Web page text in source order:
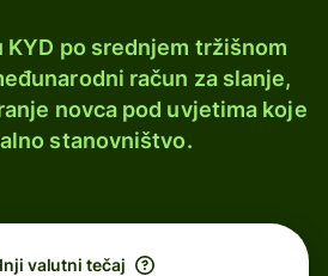
KYD po srednjem tržišnom
račun za slanje,
novca pod uvjetima koje
stanovništvo.
valutni tečaj